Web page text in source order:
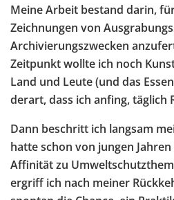
Meine Arbeit bestand darin,
Zeichnungen von
Archivierungszwecken
Zeitpunkt wollte ich noch
Land und Leute (und das
derart, dass ich anfing, täglich
Dann beschritt ich langsam
hatte schon von jungen
Affinität zu
ergriff ich nach meiner